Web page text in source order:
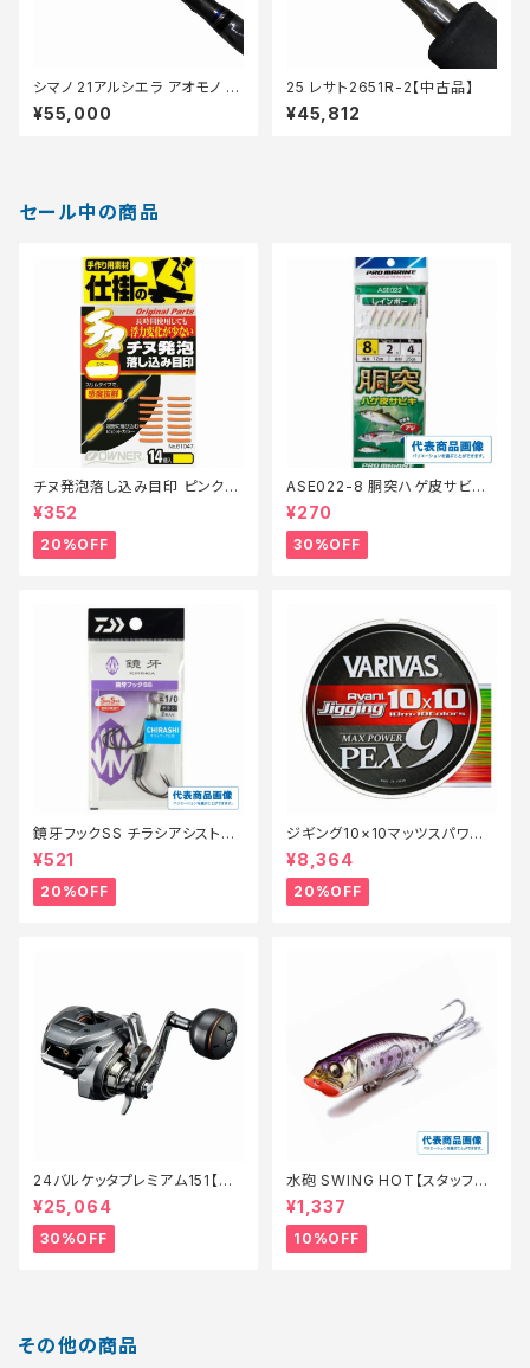
シマノ 21アルシエラ アオモノ H
215【中古品】
¥55,000
25 レサト2651R-2【中古品】
¥45,812
セール中の商品
チヌ発泡落し込み目印 ピンク
【特価仕掛】【20】
¥352
20%OFF
ASE022-8 胴突ハゲ皮サビキ
8【特価仕掛】【30】
¥270
30%OFF
鏡牙フックSS チラシアシスト
【特価仕掛】【20】
¥521
20%OFF
ジギング10×10マッツスパワーP
PEX9 300m 2号【特価仕掛】
【20】
¥8,364
20%OFF
24バルケッタプレミアム151【特
価リール】【30】
¥25,064
30%OFF
水砲 SWING HOT【スタッフ永
徳夏のチニングオススメルアー】
¥1,337
10%OFF
その他の商品